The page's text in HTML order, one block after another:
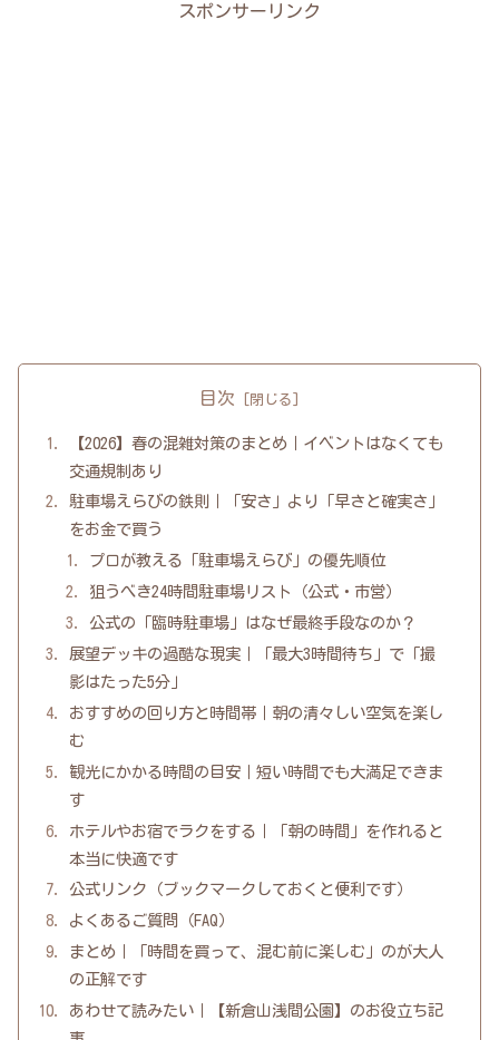
スポンサーリンク
目次
【2026】春の混雑対策のまとめ｜イベントはなくても
交通規制あり
駐車場えらびの鉄則｜「安さ」より「早さと確実さ」
をお金で買う
プロが教える「駐車場えらび」の優先順位
狙うべき24時間駐車場リスト（公式・市営）
公式の「臨時駐車場」はなぜ最終手段なのか？
展望デッキの過酷な現実｜「最大3時間待ち」で「撮
影はたった5分」
おすすめの回り方と時間帯｜朝の清々しい空気を楽し
む
観光にかかる時間の目安｜短い時間でも大満足できま
す
ホテルやお宿でラクをする｜「朝の時間」を作れると
本当に快適です
公式リンク（ブックマークしておくと便利です）
よくあるご質問（FAQ）
まとめ｜「時間を買って、混む前に楽しむ」のが大人
の正解です
あわせて読みたい｜【新倉山浅間公園】のお役立ち記